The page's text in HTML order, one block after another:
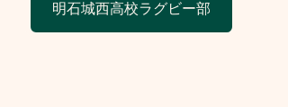
明石城西高校ラグビー部